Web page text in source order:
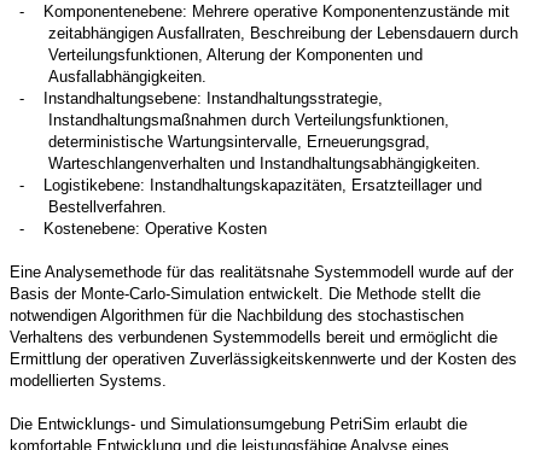
-
Komponentenebene: Mehrere operative Komponentenzustände mit
zeitabhängigen Ausfallraten, Beschreibung der Lebensdauern durch
Verteilungsfunktionen, Alterung der Komponenten und
Ausfallabhängigkeiten.
-
Instandhaltungsebene: Instandhaltungsstrategie,
Instandhaltungsmaßnahmen durch Verteilungsfunktionen,
deterministische Wartungsintervalle, Erneuerungsgrad,
Warteschlangenverhalten und Instandhaltungsabhängigkeiten.
-
Logistikebene: Instandhaltungskapazitäten, Ersatzteillager und
Bestellverfahren.
-
Kostenebene: Operative Kosten
Eine Analysemethode für das realitätsnahe Systemmodell wurde auf der
Basis der Monte-Carlo-Simulation entwickelt. Die Methode stellt die
notwendigen Algorithmen für die Nachbildung des stochastischen
Verhaltens des verbundenen Systemmodells bereit und ermöglicht die
Ermittlung der operativen Zuverlässigkeitskennwerte und der Kosten des
modellierten Systems.
Die Entwicklungs- und Simulationsumgebung PetriSim erlaubt die
komfortable Entwicklung und die leistungsfähige Analyse eines